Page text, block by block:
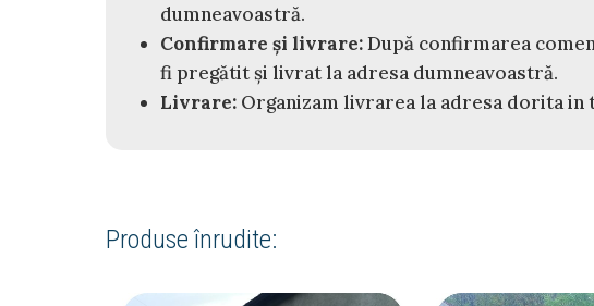
dumneavoastră.
Confirmare și livrare:După confirmarea
fi pregătit și livrat la adresa dumneavoastră.
Livrare: Organizam livrarea la adresa dorita in
Produse înrudite: